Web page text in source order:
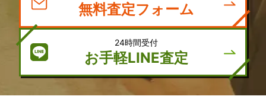
無料査定フォーム
24時間受付
お手軽LINE査定